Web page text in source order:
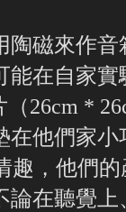
陶磁來作
能在自家
（26cm *
在他們家
趣，他們
論在聽覺